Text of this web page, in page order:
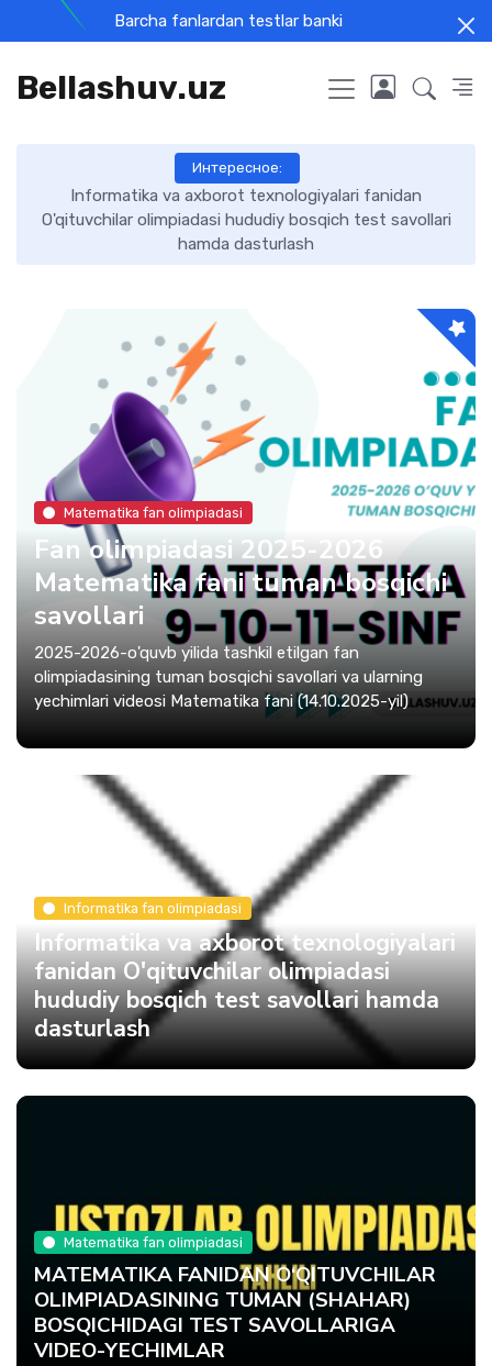
Barcha fanlardan testlar banki
Bellashuv.uz
Интересное:
Informatika va axborot texnologiyalari fanidan
O'qituvchilar olimpiadasi hududiy bosqich test savollari
hamda dasturlash
Matematika fan olimpiadasi
Fan olimpiadasi 2025-2026
Matematika fani tuman bosqichi
savollari
2025-2026-o'quvb yilida tashkil etilgan fan
olimpiadasining tuman bosqichi savollari va ularning
yechimlari videosi Matematika fani (14.10.2025-yil)
Informatika fan olimpiadasi
Informatika va axborot texnologiyalari
fanidan O'qituvchilar olimpiadasi
hududiy bosqich test savollari hamda
dasturlash
Matematika fan olimpiadasi
MATEMATIKA FANIDAN O‘QITUVCHILAR
OLIMPIADASINING TUMAN (SHAHAR)
BOSQICHIDAGI TEST SAVOLLARIGA
VIDEO-YECHIMLAR